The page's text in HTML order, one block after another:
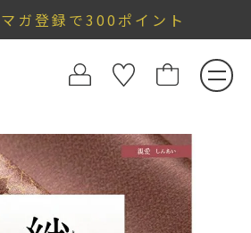
ガ登録で300ポイント